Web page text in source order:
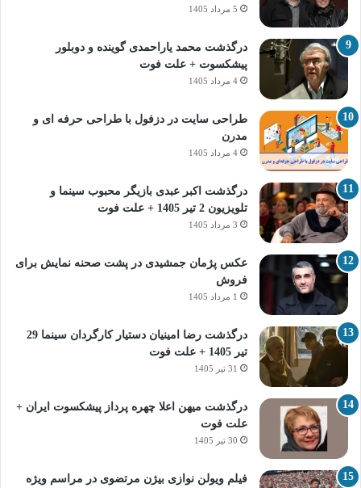
5 مرداد 1405
درگذشت محمد یاراحمدی گوینده و دوبلور
پیشکسوت + علت فوت
4 مرداد 1405
طراحی سایت در دزفول با طراحی حرفه‌ ای و
مدرن
4 مرداد 1405
درگذشت اکبر عبدی بازیگر محبوب سینما و
تلویزیون 2 تیر 1405 + علت فوت
3 مرداد 1405
عکس پژمان جمشیدی در پشت صحنه نمایش برای
فروش
1 مرداد 1405
درگذشت رضا امینیان دستیار کارگردان سینما 29
تیر 1405 + علت فوت
31 تیر 1405
درگذشت میهن اعلا چهره پرداز پیشکسوت ایران +
علت فوت
30 تیر 1405
فیلم ویولن نوازی بیژن مرتضوی در مراسم ویژه